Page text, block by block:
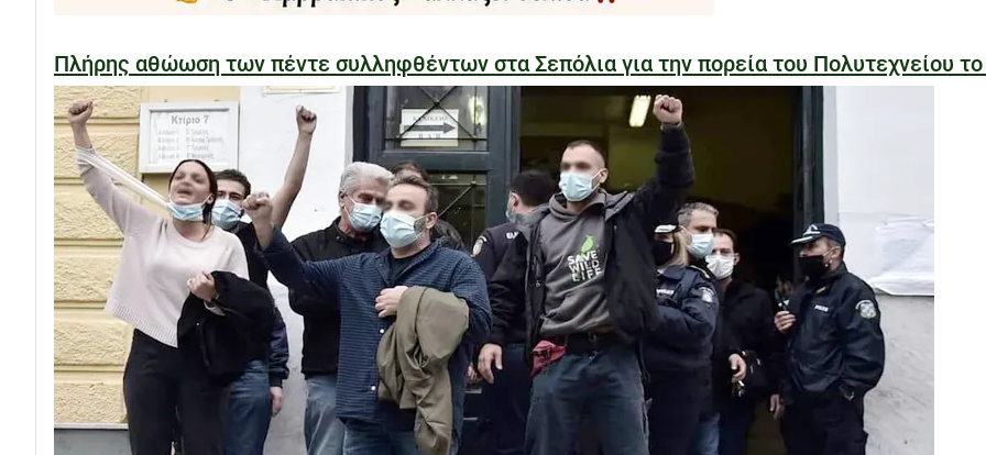
Πλήρης αθώωση των πέντε συλληφθέντων στα Σεπόλια για την πορεία του Πολυτεχνείου